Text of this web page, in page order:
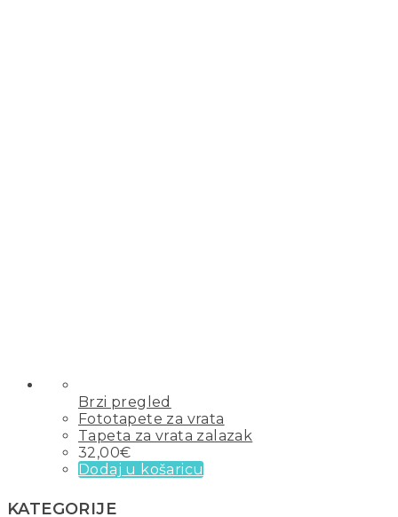
Brzi pregled
Fototapete za vrata
Tapeta za vrata zalazak
32,00€
Dodaj u košaricu
KATEGORIJE